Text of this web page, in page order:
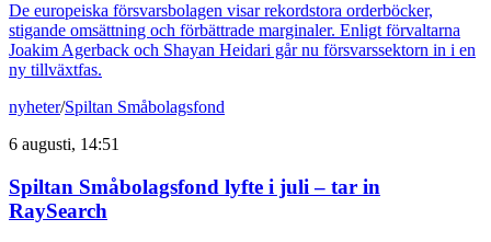
De europeiska försvarsbolagen visar rekordstora orderböcker,
stigande omsättning och förbättrade marginaler. Enligt förvaltarna
Joakim Agerback och Shayan Heidari går nu försvarssektorn in i en
ny tillväxtfas.
nyheter/Spiltan Småbolagsfond
6 augusti, 14:51
Spiltan Småbolagsfond lyfte i juli – tar in
RaySearch